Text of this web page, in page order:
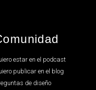
estar en el podcast
publicar en el blog
de diseño